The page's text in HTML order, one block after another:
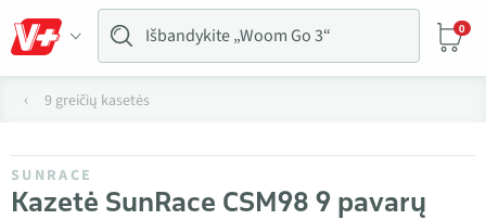
0
9 greičių kasetės
SUNRACE
Kazetė SunRace CSM98 9 pavarų